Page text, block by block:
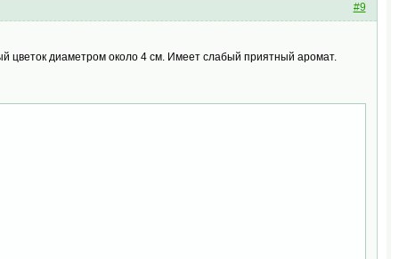
#9
цветок диаметром около 4 см. Имеет слабый приятный аромат.